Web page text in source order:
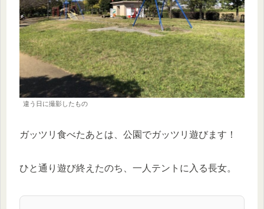
違う日に撮影したもの
ガッツリ食べたあとは、公園でガッツリ遊びます！
ひと通り遊び終えたのち、一人テントに入る長女。